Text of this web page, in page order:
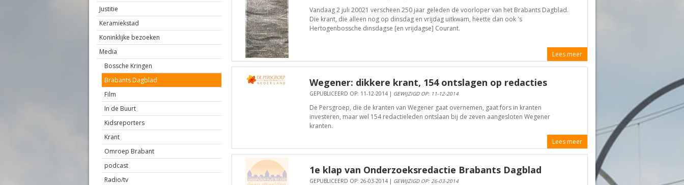
Justitie
Keramiekstad
Koninklijke bezoeken
Media
Bossche Kringen
Brabants Dagblad
Film
In de Buurt
Kidsreporters
Krant
Omroep Brabant
podcast
Radio/tv
Vandaag 2 juli 20021 verscheen 250 jaar geleden de voorloper van het Brabants Dagblad.
Die krant, die alleen nog op dinsdag en vrijdag uitkwam, heette dan ook 's
Hertogenbossche dinsdagse [en vrijdagse] Courant.
Lees meer
Wegener: dikkere krant, 154 ontslagen op redacties
GEPUBLICEERD OP: 11-12-2014 | GEWIJZIGD OP: 11-12-2014
De Persgroep, die de kranten van Wegener gaat overnemen, gaat fors in kranten
investeren, maar wel 154 redactieleden ontslaan bij de zeven aangesloten Wegener
kranten.
Lees meer
1e klap van Onderzoeksredactie Brabants Dagblad
GEPUBLICEERD OP: 26-03-2014 | GEWIJZIGD OP: 26-03-2014